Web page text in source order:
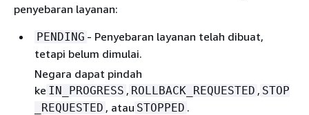
penyebaran layanan:
PENDING - Penyebaran layanan telah dibuat,
tetapi belum dimulai.
Negara dapat pindah
ke IN_PROGRESS , ROLLBACK_REQUESTED , STOP
_REQUESTED , atau STOPPED .